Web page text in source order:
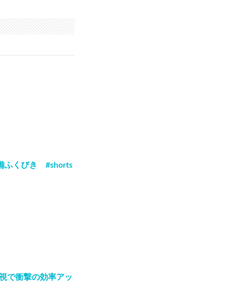
ふくびき #shorts
で衝撃の効率アッ